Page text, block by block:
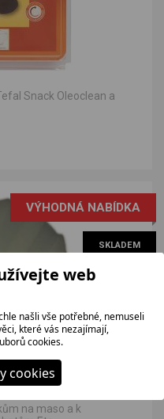
Snack Oleoclean a
VÝHODNÁ NABÍDKA
SKLADEM
na maso a k
web
našli vše potřebné, nemuseli
které vás nezajímají,
cookies.
cookies